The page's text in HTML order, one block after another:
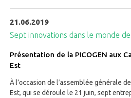
21.06.2019
Sept innovations dans le monde
Présentation de la PICOGEN aux
Est
À l’occasion de l’assemblée générale
Est, qui se déroule le 21 juin, sept